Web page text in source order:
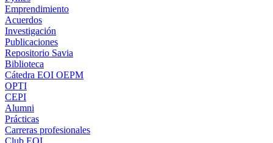
Emprendimiento
Acuerdos
Investigación
Publicaciones
Repositorio Savia
Biblioteca
Cátedra EOI OEPM
OPTI
CEPI
Alumni
Prácticas
Carreras profesionales